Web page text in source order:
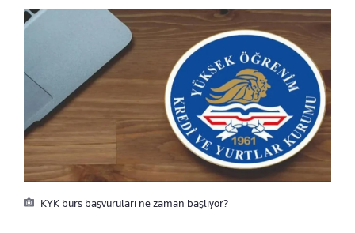
KYK burs başvuruları ne zaman başlıyor?